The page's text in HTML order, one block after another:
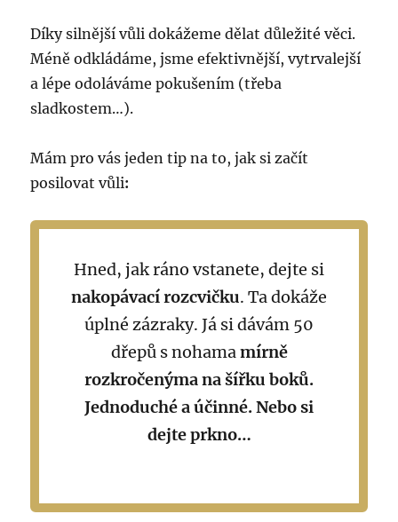
Díky silnější vůli dokážeme dělat důležité věci.
Méně odkládáme, jsme efektivnější, vytrvalejší
a lépe odoláváme pokušením (třeba
sladkostem…).
Mám pro vás jeden tip na to, jak si začít
posilovat vůli:
Hned, jak ráno vstanete, dejte si
nakopávací rozcvičku. Ta dokáže
úplné zázraky. Já si dávám 50
dřepů s nohamamírně
rozkročenýmana šířku boků.
Jednoduché a účinné. Nebo si
dejteprkno…